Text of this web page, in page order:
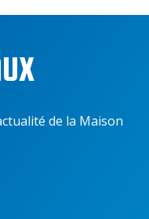
de la Maison